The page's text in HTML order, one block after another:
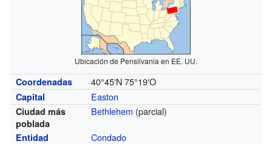
Ubicación de Pensilvania en EE. UU.
Coordenadas 40°45′N 75°19′O
Capital Easton
Ciudad más
poblada
Bethlehem (parcial)
Entidad
Condado